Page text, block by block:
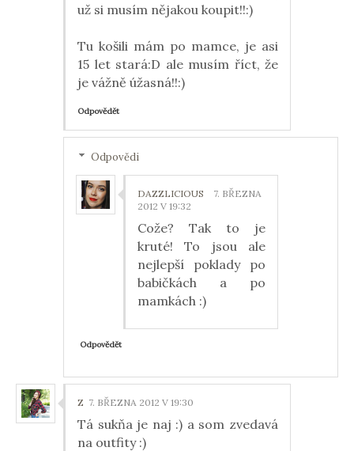
už si musím nějakou koupit!!:)
Tu košili mám po mamce, je asi
15 let stará:D ale musím říct, že
je vážně úžasná!!:)
Odpovědět
Odpovědi
DAZZLICIOUS
7. BŘEZNA
2012 V 19:32
Cože? Tak to je
kruté! To jsou ale
nejlepší poklady po
babičkách a po
mamkách :)
Odpovědět
Z 7. BŘEZNA 2012 V 19:30
Tá sukňa je naj :) a som zvedavá
na outfity :)